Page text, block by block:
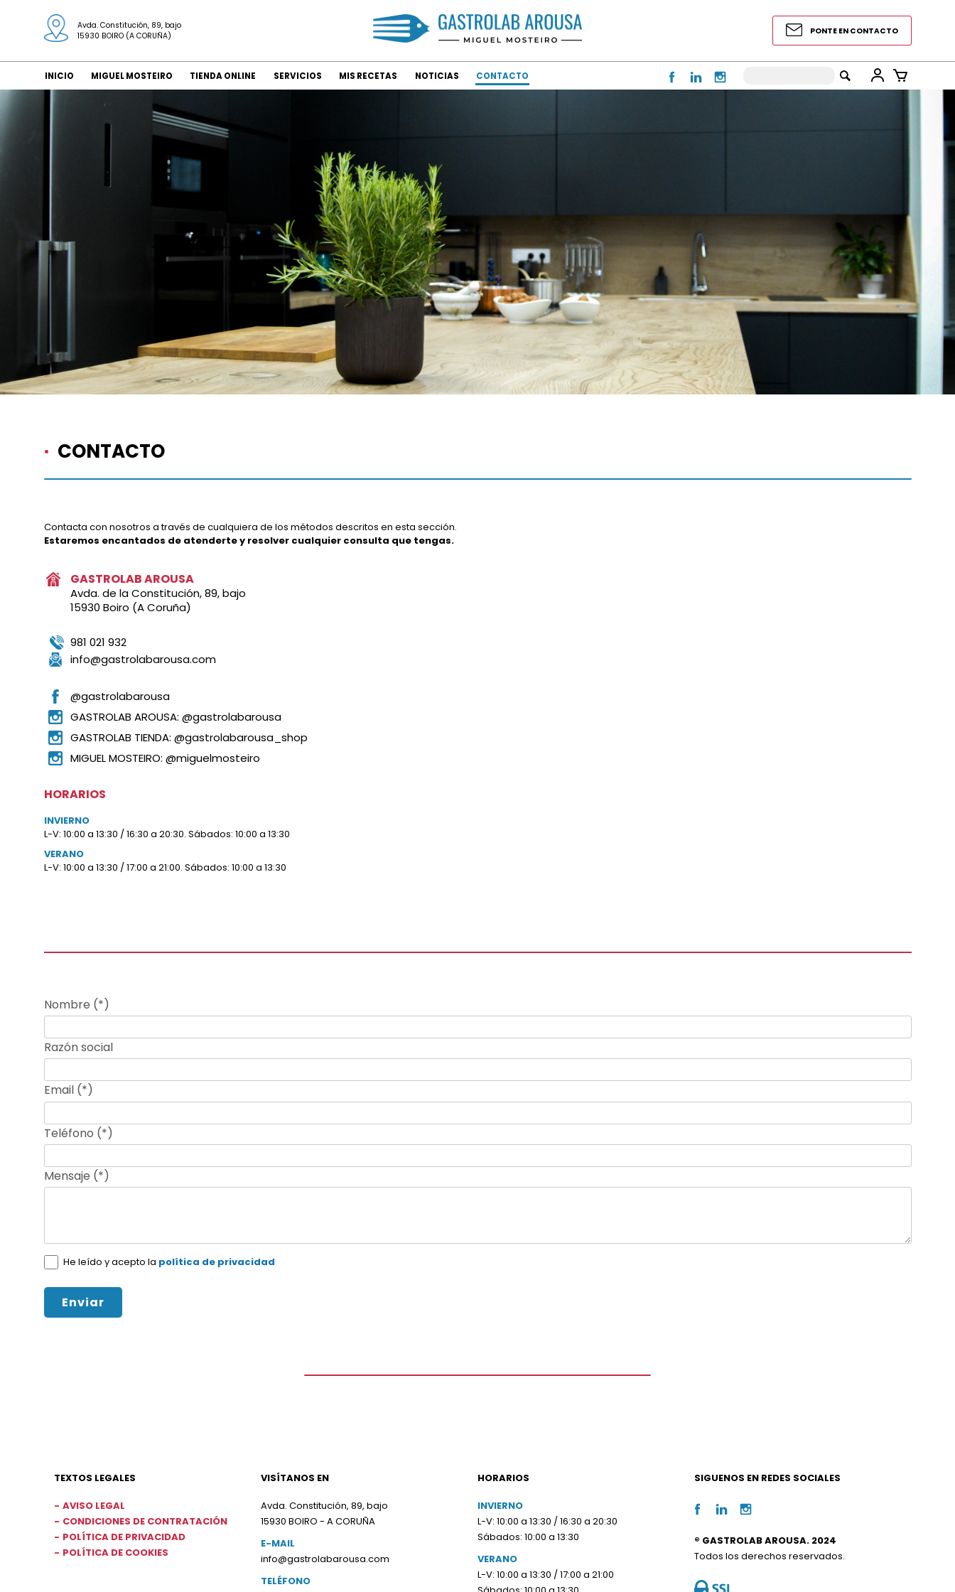
Avda. Constitución, 89, bajo
15930 BOIRO (A CORUÑA)
PONTE EN CONTACTO
INICIO MIGUEL MOSTEIRO TIENDA ONLINE SERVICIOS MIS RECETAS NOTICIAS CONTACTO
· CONTACTO
Contacta con nosotros a través de cualquiera de los métodos descritos en esta sección.
Estaremos encantados de atenderte y resolver cualquier consulta que tengas.
GASTROLAB AROUSA
Avda. de la Constitución, 89, bajo
15930 Boiro (A Coruña)
981 021 932
info@gastrolabarousa.com
@gastrolabarousa
GASTROLAB AROUSA: @gastrolabarousa
GASTROLAB TIENDA: @gastrolabarousa_shop
MIGUEL MOSTEIRO: @miguelmosteiro
HORARIOS
INVIERNO
L-V: 10:00 a 13:30 / 16:30 a 20:30. Sábados: 10:00 a 13:30
VERANO
L-V: 10:00 a 13:30 / 17:00 a 21:00. Sábados: 10:00 a 13:30
Nombre (*)
Razón social
Email (*)
Teléfono (*)
Mensaje (*)
He leído y acepto la política de privacidad
Enviar
TEXTOS LEGALES
AVISO LEGAL
CONDICIONES DE CONTRATACIÓN
POLÍTICA DE PRIVACIDAD
POLÍTICA DE COOKIES
VISÍTANOS EN
Avda. Constitución, 89, bajo
15930 BOIRO - A CORUÑA
E-MAIL
info@gastrolabarousa.com
TELÉFONO
HORARIOS
INVIERNO
L-V: 10:00 a 13:30 / 16:30 a 20:30
Sábados: 10:00 a 13:30
VERANO
L-V: 10:00 a 13:30 / 17:00 a 21:00
SIGUENOS EN REDES SOCIALES
® GASTROLAB AROUSA. 2024
Todos los derechos reservados.